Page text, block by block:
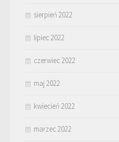
sierpień 2022
lipiec 2022
czerwiec 2022
maj 2022
kwiecień 2022
marzec 2022